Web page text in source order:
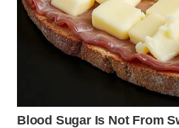
PAKPAK
WN
BEKASI